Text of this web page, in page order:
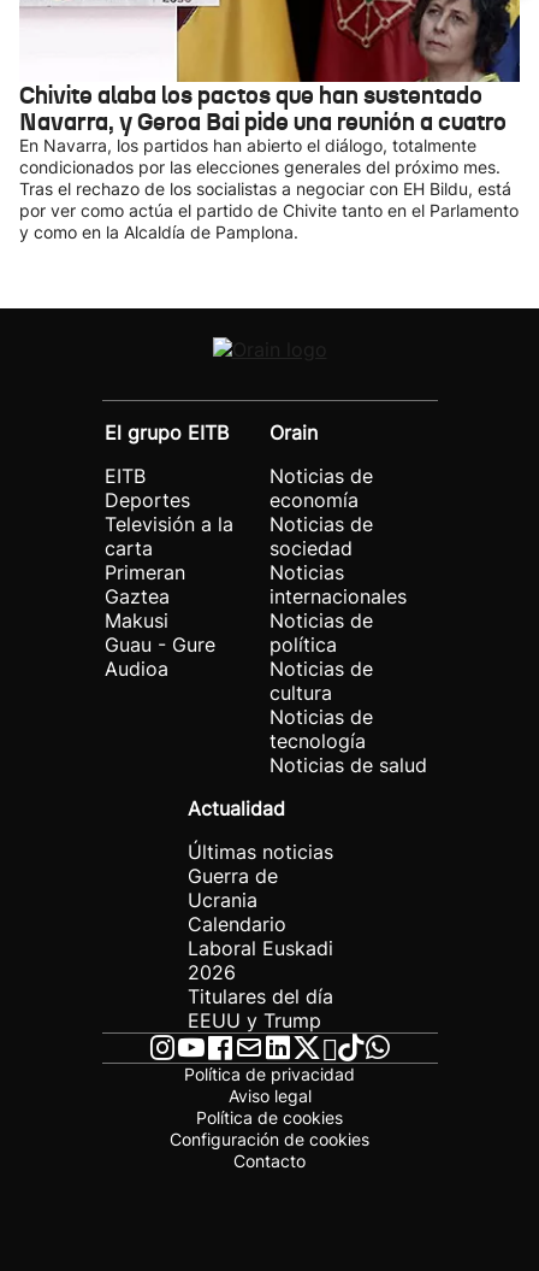
Chivite alaba los pactos que han sustentado
Navarra, y Geroa Bai pide una reunión a cuatro
En Navarra, los partidos han abierto el diálogo, totalmente
condicionados por las elecciones generales del próximo mes.
Tras el rechazo de los socialistas a negociar con EH Bildu, está
por ver como actúa el partido de Chivite tanto en el Parlamento
y como en la Alcaldía de Pamplona.
El grupo EITB
EITB
Deportes
Televisión a la
carta
Primeran
Gaztea
Makusi
Guau - Gure
Audioa
Orain
Noticias de
economía
Noticias de
sociedad
Noticias
internacionales
Noticias de
política
Noticias de
cultura
Noticias de
tecnología
Noticias de salud
Actualidad
Últimas noticias
Guerra de
Ucrania
Calendario
Laboral Euskadi
2026
Titulares del día
EEUU y Trump
Política de privacidad
Aviso legal
Política de cookies
Configuración de cookies
Contacto